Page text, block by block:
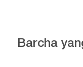
Barcha